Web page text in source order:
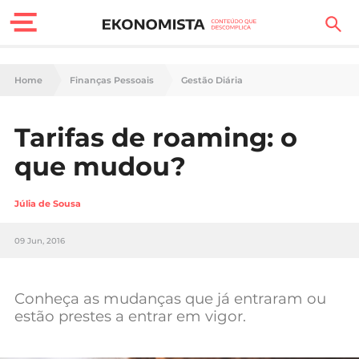
Finanças Pessoais
Carreira
Casa
Tecnologia
Home Finanças Pessoais Gestão Diária
Tarifas de roaming: o
que mudou?
Júlia de Sousa
09 Jun, 2016
Conheça as mudanças que já entraram ou
estão prestes a entrar em vigor.